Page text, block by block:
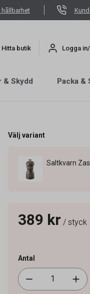
Hitta butik Logga
& Skydd Packa &
Välj variant
389 kr / styck
Antal